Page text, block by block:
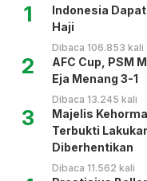
1
Indonesia
Haji
Dibaca 106.853 kali
2
AFC Cup, PSM
Eja Menang 3-1
Dibaca 13.245 kali
3
Majelis
Terbukti
Diberhentikan
Dibaca 11.562 kali